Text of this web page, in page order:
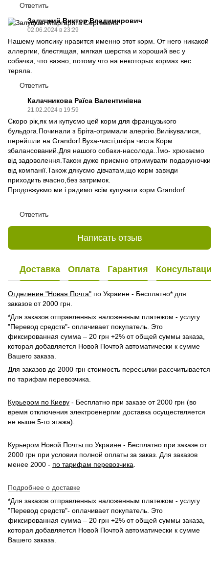
Ответить
Залуцкий Виктор Владимирович
02.06.2024 в 23:29
Нашему мопсику нравится именно этот корм. От него никакой
аллергии, блестящая, мягкая шерстка и хороший вес у
собачки, что важно, потому что на некоторых кормах вес
теряла.
Ответить
Калачникова Раїса Валентинівна
21.02.2024 в 19:59
Скоро рік,як ми купуємо цей корм для французького
бульдога.Починали з Бріта-отримали алергію.Вилікувалися,
перейшли на Grandorf.Вуха-чисті,шкіра чиста.Корм
збалансований.Для нашого собаки-насолода..Їмо- хрюкаємо
від задоволення.Також дуже приємно отримувати подаруночки
від компанії.Також дякуємо дівчатам,що корм завжди
приходить вчасно,без затримок.
Продовжуємо ми і радимо всім купувати корм Grandorf.
Ответить
Написать отзыв
Доставка Оплата Гарантия Консультация
Отделение "Новая Почта" по Украине - Бесплатно* для
заказов от 2000 грн.
*Для заказов отправленных наложенным платежом - услугу
"Перевод средств"- оплачивает покупатель. Это
фиксированная сумма – 20 грн +2% от общей суммы заказа,
которая добавляется Новой Почтой автоматически к сумме
Вашего заказа.
Для заказов до 2000 грн стоимость пересылки рассчитывается
по тарифам перевозчика.
Курьером по Киеву - Бесплатно при заказе от 2000 грн (во
время отключения электроенергии доставка осуществляется
не выше 5-го этажа).
Курьером Новой Почты по Украине - Бесплатно при заказе от
2000 грн при условии полной оплаты за заказ. Для заказов
менее 2000 - по тарифам перевозчика
Подробнее о доставке
*Для заказов отправленных наложенным платежом - услугу
"Перевод средств"- оплачивает покупатель. Это
фиксированная сумма – 20 грн +2% от общей суммы заказа,
которая добавляется Новой Почтой автоматически к сумме
Вашего заказа.